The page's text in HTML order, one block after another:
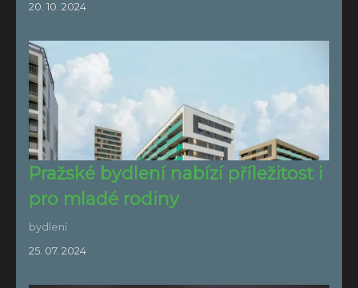
20. 10. 2024
Pražské bydlení nabízí příležitost i
pro mladé rodiny
bydlení
25. 07. 2024